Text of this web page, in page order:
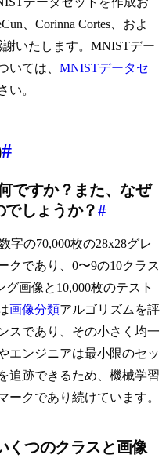
、Corinna Cortes、およ
謝いたします。MNISTデー
いては、 MNISTデータセ
い。
#
ですか？また、なぜ
しょうか？#
字の70,000枚の28x28グレ
クであり、0〜9の10クラス
画像と10,000枚のテスト
画像分類アルゴリズムを評
スであり、その小さく均一
エンジニアは最小限のセッ
追跡できるため、機械学習
ークであり続けています。
くつのクラスと画像